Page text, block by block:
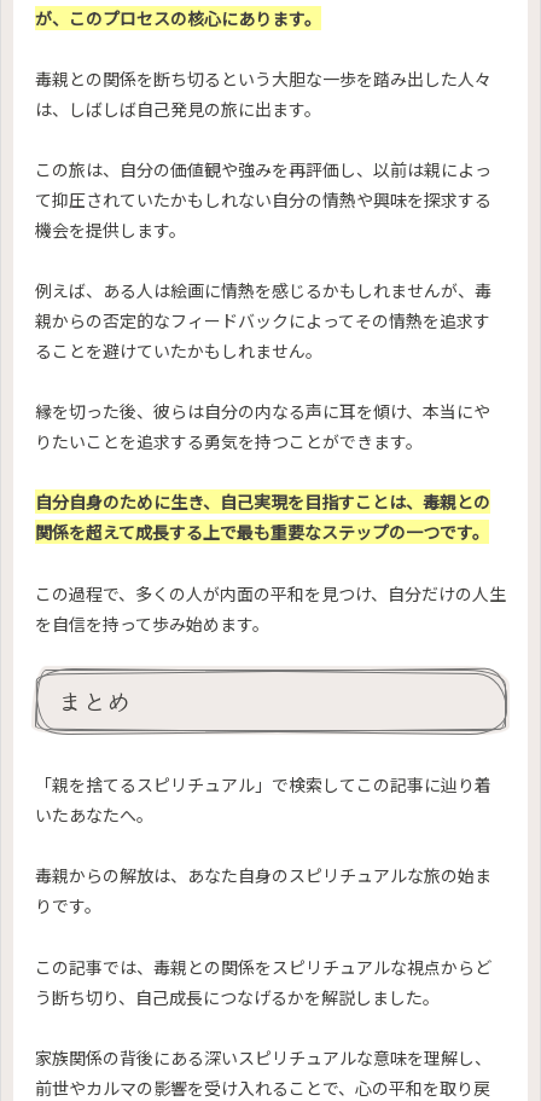
が、このプロセスの核心にあります。
毒親との関係を断ち切るという大胆な一歩を踏み出した人々
は、しばしば自己発見の旅に出ます。
この旅は、自分の価値観や強みを再評価し、以前は親によっ
て抑圧されていたかもしれない自分の情熱や興味を探求する
機会を提供します。
例えば、ある人は絵画に情熱を感じるかもしれませんが、毒
親からの否定的なフィードバックによってその情熱を追求す
ることを避けていたかもしれません。
縁を切った後、彼らは自分の内なる声に耳を傾け、本当にや
りたいことを追求する勇気を持つことができます。
自分自身のために生き、自己実現を目指すことは、毒親との
関係を超えて成長する上で最も重要なステップの一つです。
この過程で、多くの人が内面の平和を見つけ、自分だけの人生
を自信を持って歩み始めます。
まとめ
「親を捨てるスピリチュアル」で検索してこの記事に辿り着
いたあなたへ。
毒親からの解放は、あなた自身のスピリチュアルな旅の始ま
りです。
この記事では、毒親との関係をスピリチュアルな視点からど
う断ち切り、自己成長につなげるかを解説しました。
家族関係の背後にある深いスピリチュアルな意味を理解し、
前世やカルマの影響を受け入れることで、心の平和を取り戻